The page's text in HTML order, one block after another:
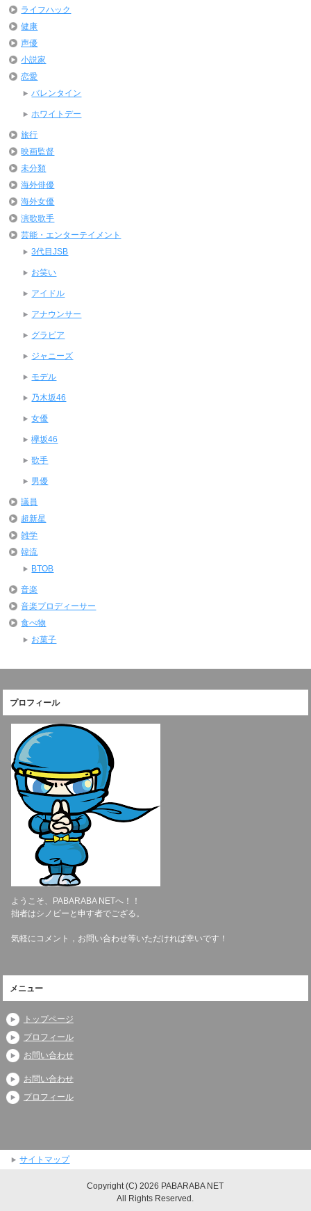
ライフハック
健康
声優
小説家
恋愛
バレンタイン
ホワイトデー
旅行
映画監督
未分類
海外俳優
海外女優
演歌歌手
芸能・エンターテイメント
3代目JSB
お笑い
アイドル
アナウンサー
グラビア
ジャニーズ
モデル
乃木坂46
女優
欅坂46
歌手
男優
議員
超新星
雑学
韓流
BTOB
音楽
音楽プロディーサー
食べ物
お菓子
プロフィール
ようこそ、PABARABA NETへ！！
拙者はシノビーと申す者でござる。
気軽にコメント，お問い合わせ等いただければ幸いです！
メニュー
トップページ
プロフィール
お問い合わせ
お問い合わせ
プロフィール
サイトマップ
Copyright (C) 2026 PABARABA NET
All Rights Reserved.